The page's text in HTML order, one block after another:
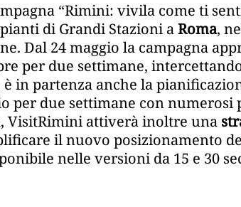
“Rimini: vivila come ti
di Grandi Stazioni aRoma,
Dal 24 maggio la campagna
per due settimane,
in partenza anche la
per due settimane con
VisitRimini attiverà inoltre una
il nuovo posizionamento
nelle versioni da 15 e 30